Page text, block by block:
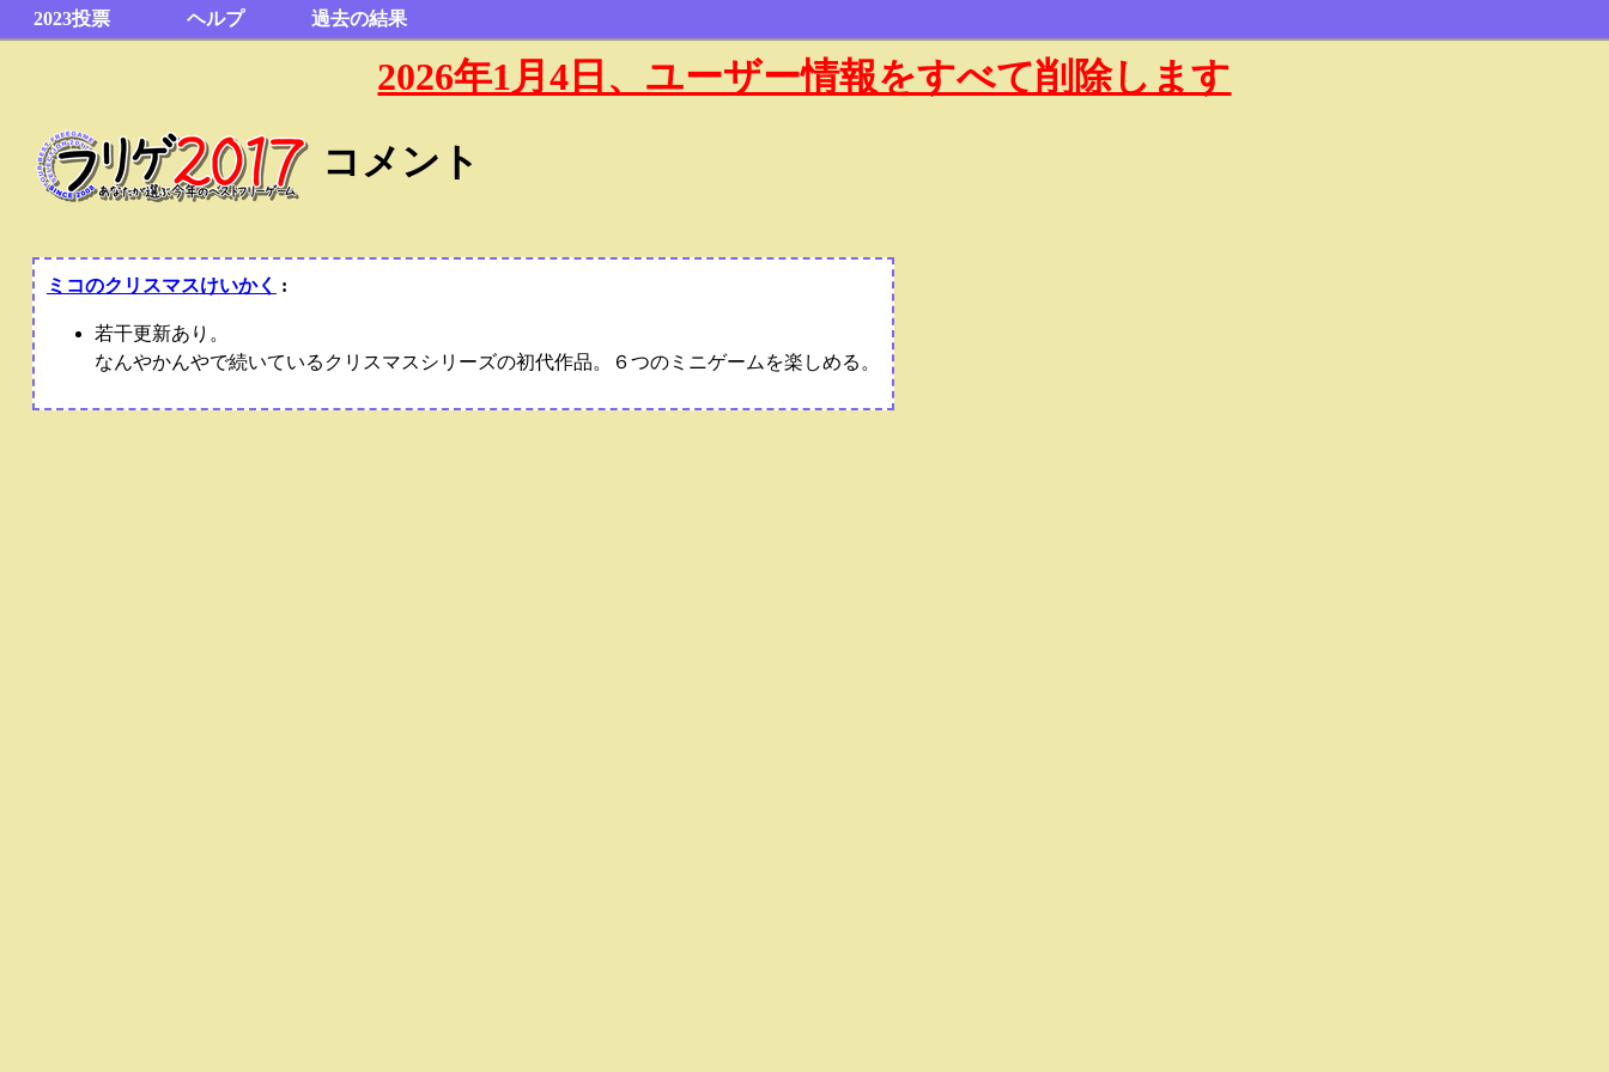
2023投票 ヘルプ 過去の結果
2026年1月4日、ユーザー情報をすべて削除します
コメント
ミコのクリスマスけいかく :
若干更新あり。
なんやかんやで続いているクリスマスシリーズの初代作品。６つのミニゲームを楽しめる。